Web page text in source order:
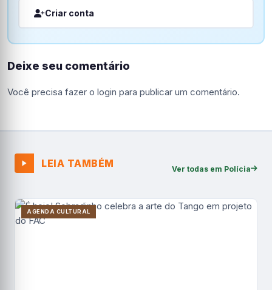
Criar conta
Deixe seu comentário
Você precisa fazer o login para publicar um comentário.
LEIA TAMBÉM Ver todas em Polícia
AGENDA CULTURAL